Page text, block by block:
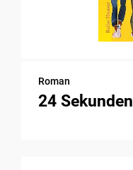
Roman
24